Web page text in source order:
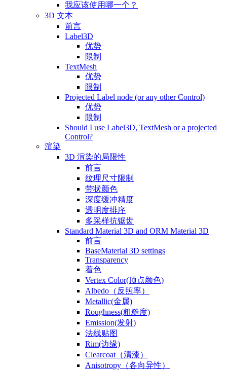
我应该使用哪一个？
3D 文本
前言
Label3D
优势
限制
TextMesh
优势
限制
Projected Label node (or any other Control)
优势
限制
Should I use Label3D, TextMesh or a projected
Control?
渲染
3D 渲染的局限性
前言
纹理尺寸限制
带状颜色
深度缓冲精度
透明度排序
多采样抗锯齿
Standard Material 3D and ORM Material 3D
前言
BaseMaterial 3D settings
Transparency
着色
Vertex Color(顶点颜色)
Albedo（反照率）
Metallic(金属)
Roughness(粗糙度)
Emission(发射)
法线贴图
Rim(边缘)
Clearcoat（清漆）
Anisotropy（各向异性）